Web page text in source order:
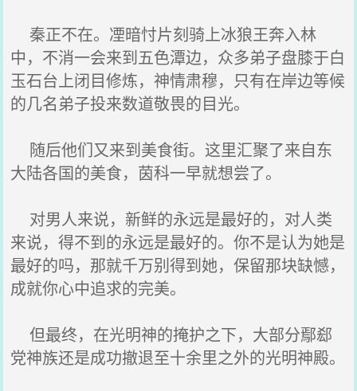
秦正不在。凐暗忖片刻骑上冰狼王奔入林
中，不消一会来到五色潭边，众多弟子盘膝于白
玉石台上闭目修炼，神情肃穆，只有在岸边等候
的几名弟子投来数道敬畏的目光。
随后他们又来到美食街。这里汇聚了来自东
大陆各国的美食，茵科一早就想尝了。
对男人来说，新鲜的永远是最好的，对人类
来说，得不到的永远是最好的。你不是认为她是
最好的吗，那就千万别得到她，保留那块缺憾，
成就你心中追求的完美。
但最终，在光明神的掩护之下，大部分鄢郄
党神族还是成功撤退至十余里之外的光明神殿。